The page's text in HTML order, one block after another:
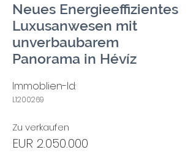
Neues Energieeffizientes
Luxusanwesen mit
unverbaubarem
Panorama in Hévíz
Immoblien-Id:
L1200269
Zu verkaufen
EUR 2.050.000